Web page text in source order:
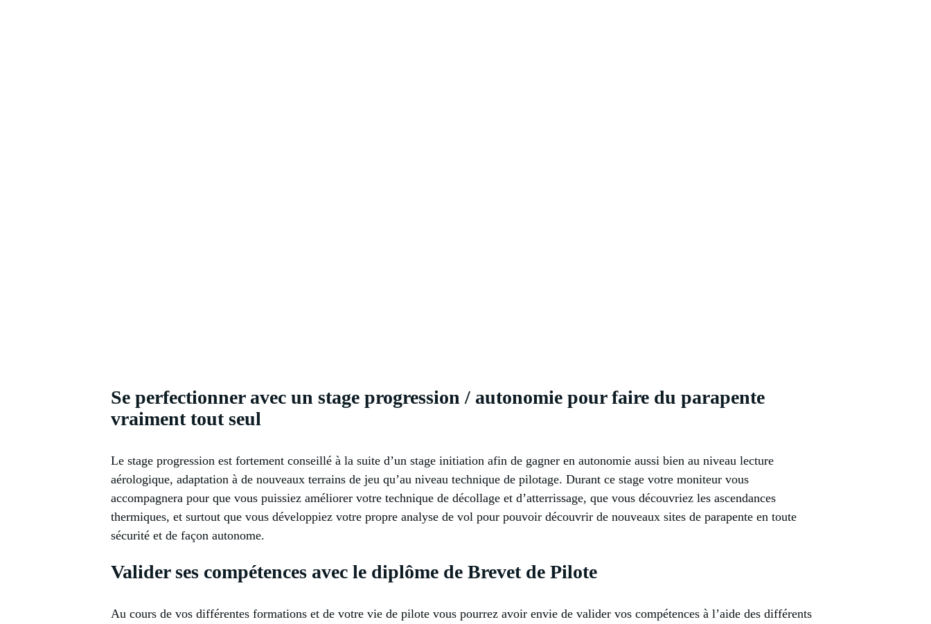
Se perfectionner avec un stage progression / autonomie pour faire du parapente
vraiment tout seul
Le stage progression est fortement conseillé à la suite d’un stage initiation afin de gagner en autonomie aussi bien au niveau lecture
aérologique, adaptation à de nouveaux terrains de jeu qu’au niveau technique de pilotage. Durant ce stage votre moniteur vous
accompagnera pour que vous puissiez améliorer votre technique de décollage et d’atterrissage, que vous découvriez les ascendances
thermiques, et surtout que vous développiez votre propre analyse de vol pour pouvoir découvrir de nouveaux sites de parapente en toute
sécurité et de façon autonome.
Valider ses compétences avec le diplôme de Brevet de Pilote
Au cours de vos différentes formations et de votre vie de pilote vous pourrez avoir envie de valider vos compétences à l’aide des différents